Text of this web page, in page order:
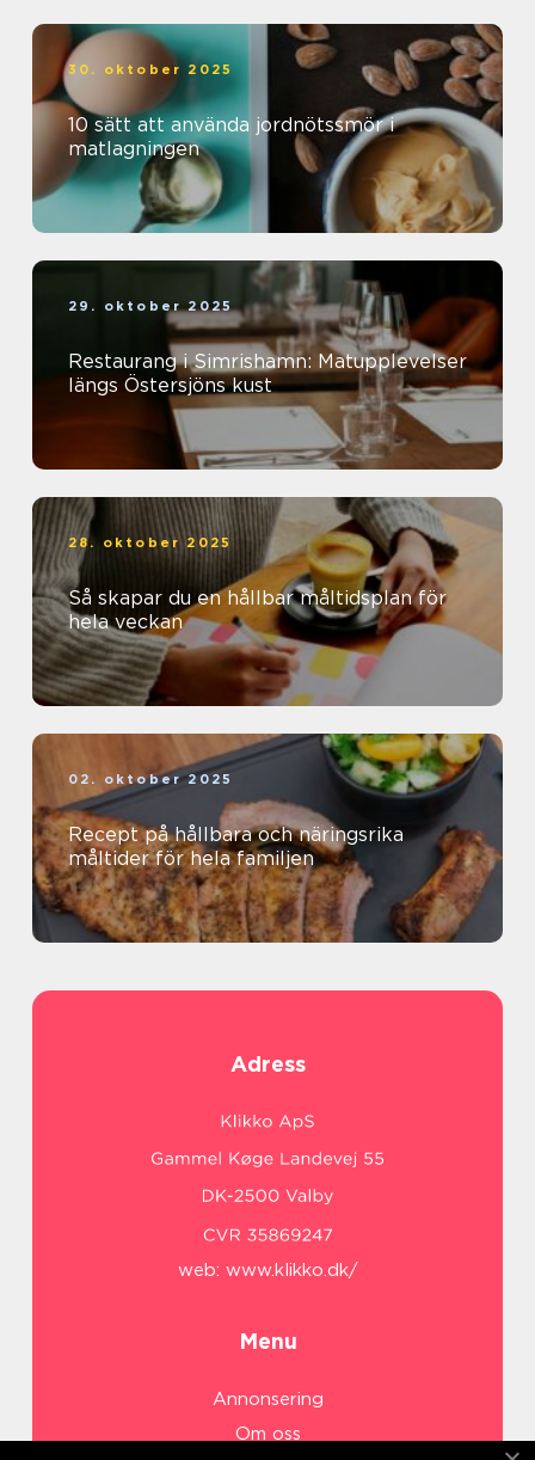
30. oktober 2025
10 sätt att använda jordnötssmör i
matlagningen
29. oktober 2025
Restaurang i Simrishamn: Matupplevelser
längs Östersjöns kust
28. oktober 2025
Så skapar du en hållbar måltidsplan för
hela veckan
02. oktober 2025
Recept på hållbara och näringsrika
måltider för hela familjen
Adress
web: www.klikko.dk/
Menu
Annonsering
Om oss